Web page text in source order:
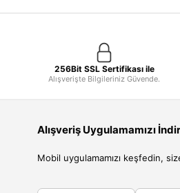
256Bit SSL Sertifikası ile
Alışverişte Bilgileriniz Güvende.
Alışveriş Uygulamamızı
Mobil uygulamamızı keşfedin,